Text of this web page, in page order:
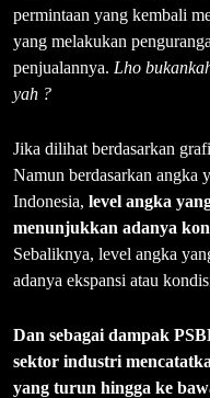
permintaan yang kembali
yang melakukan
penjualannya. Lho
yah ?
Jika dilihat berdasarkan
Namun berdasarkan angka
Indonesia, level angka
menunjukkan adanya
Sebaliknya, level angka
adanya ekspansi atau
Dan sebagai dampak
sektor industri
yang turun hingga ke